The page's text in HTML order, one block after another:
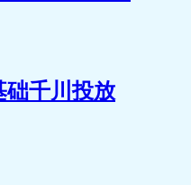
增长更快_ev.mp4
量指数级增长
必学这个选品思路-选
选品-快速锁定市场
础千川投放